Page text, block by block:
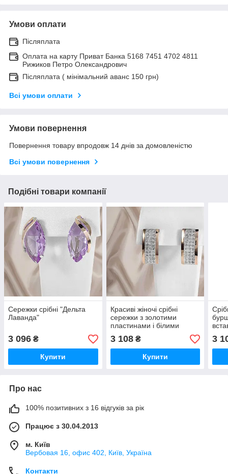
Умови оплати
Післяплата
Оплата на карту Приват Банка 5168 7451 4702 4811
Рижиков Петро Олександрович
Післяплата ( мінімальний аванс 150 грн)
Всі умови оплати
Умови повернення
Повернення товару впродовж 14 днів за домовленістю
Всі умови повернення
Подібні товари компанії
Сережки срібні "Дельта
Лаванда"
3 096 ₴
Купити
Красиві жіночі срібні
сережки з золотими
пластинами і білими
фіанітами "Белла"
3 108₴
Купити
3
Про нас
100% позитивних з 16 відгуків за рік
Працює з 30.04.2013
м. Київ
Вербовая 16, офис 402, Київ, Україна
Контакти